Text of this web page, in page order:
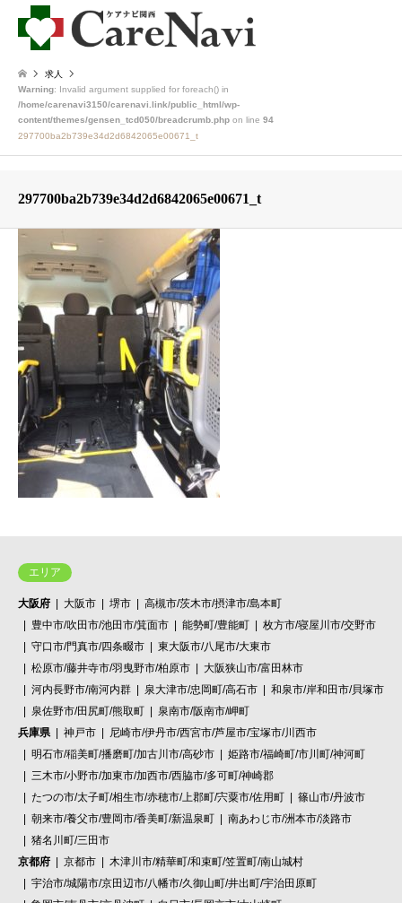
求人
Warning: Invalid argument supplied for foreach() in
/home/carenavi3150/carenavi.link/public_html/wp-
content/themes/gensen_tcd050/breadcrumb.php on line 94
297700ba2b739e34d2d6842065e00671_t
297700ba2b739e34d2d6842065e00671_t
エリア
大阪府 大阪市 堺市
高槻市/茨木市/摂津市/島本町
豊中市/吹田市/池田市/箕面市
能勢町/豊能町
枚方市/寝屋川市/交野市
守口市/門真市/四条畷市
東大阪市/八尾市/大東市
松原市/藤井寺市/羽曳野市/柏原市
大阪狭山市/富田林市
河内長野市/南河内群
泉大津市/忠岡町/高石市
和泉市/岸和田市/貝塚市
泉佐野市/田尻町/熊取町
泉南市/阪南市/岬町
兵庫県
神戸市
尼崎市/伊丹市/西宮市/芦屋市/宝塚市/川西市
明石市/稲美町/播磨町/加古川市/高砂市
姫路市/福崎町/市川町/神河町
三木市/小野市/加東市/加西市/西脇市/多可町/神崎郡
たつの市/太子町/相生市/赤穂市/上郡町/宍粟市/佐用町
篠山市/丹波市
朝来市/養父市/豊岡市/香美町/新温泉町
南あわじ市/洲本市/淡路市
猪名川町/三田市
京都府
京都市
木津川市/精華町/和束町/笠置町/南山城村
宇治市/城陽市/京田辺市/八幡市/久御山町/井出町/宇治田原町